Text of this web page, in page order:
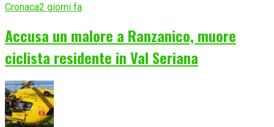
Cronaca2 giorni fa
Accusa un malore a Ranzanico, muore
ciclista residente in Val Seriana